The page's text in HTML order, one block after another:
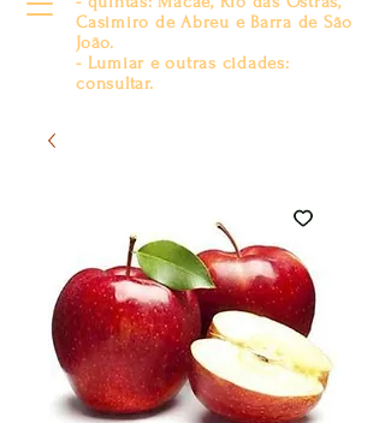
Casimiro de Abreu e Barra de São
João.
- Lumiar e outras cidades:
consultar.